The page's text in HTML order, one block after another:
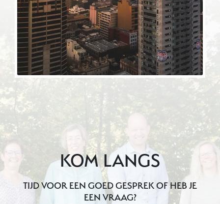
KOM LANGS
TIJD VOOR EEN GOED GESPREK OF HEB JE
EEN VRAAG?